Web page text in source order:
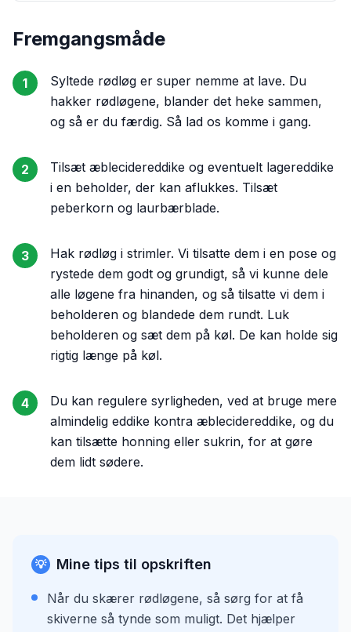
Fremgangsmåde
1
Syltede rødløg er super nemme at lave. Du
hakker rødløgene, blander det heke sammen,
og så er du færdig. Så lad os komme i gang.
2
Tilsæt æblecidereddike og eventuelt lagereddike
i en beholder, der kan aflukkes. Tilsæt
peberkorn og laurbærblade.
3
Hak rødløg i strimler. Vi tilsatte dem i en pose og
rystede dem godt og grundigt, så vi kunne dele
alle løgene fra hinanden, og så tilsatte vi dem i
beholderen og blandede dem rundt. Luk
beholderen og sæt dem på køl. De kan holde sig
rigtig længe på køl.
4
Du kan regulere syrligheden, ved at bruge mere
almindelig eddike kontra æblecidereddike, og du
kan tilsætte honning eller sukrin, for at gøre
dem lidt sødere.
💡 Mine tips til opskriften
Når du skærer rødløgene, så sørg for at få
skiverne så tynde som muligt. Det hjælper